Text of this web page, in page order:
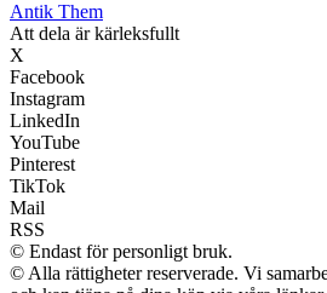
Antik Them
Att dela är kärleksfullt
X
Facebook
Instagram
LinkedIn
YouTube
Pinterest
TikTok
Mail
RSS
© Endast för personligt bruk.
© Alla rättigheter reserverade. Vi